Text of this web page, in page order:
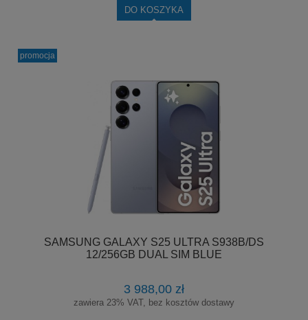
DO KOSZYKA
SAMSUNG GALAXY S25 ULTRA S938B/DS
12/256GB DUAL SIM BLUE
3 988,00 zł
zawiera 23% VAT, bez kosztów dostawy
promocja